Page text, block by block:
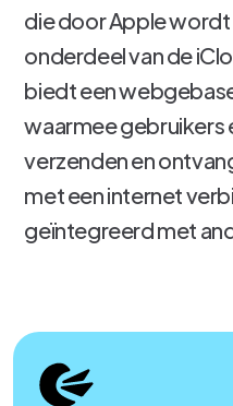
die door Apple
onderdeel van de
biedt een
waarmee gebruikers
verzenden en
met een internet
geïntegreerd met